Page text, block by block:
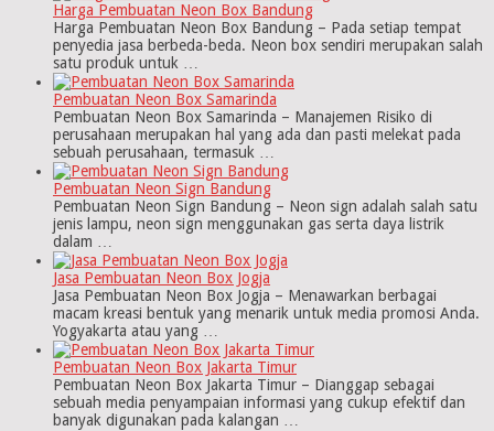
Harga Pembuatan Neon Box Bandung
Harga Pembuatan Neon Box Bandung – Pada setiap tempat
penyedia jasa berbeda-beda. Neon box sendiri merupakan salah
satu produk untuk …
Pembuatan Neon Box Samarinda
Pembuatan Neon Box Samarinda – Manajemen Risiko di
perusahaan merupakan hal yang ada dan pasti melekat pada
sebuah perusahaan, termasuk …
Pembuatan Neon Sign Bandung
Pembuatan Neon Sign Bandung – Neon sign adalah salah satu
jenis lampu, neon sign menggunakan gas serta daya listrik
dalam …
Jasa Pembuatan Neon Box Jogja
Jasa Pembuatan Neon Box Jogja – Menawarkan berbagai
macam kreasi bentuk yang menarik untuk media promosi Anda.
Yogyakarta atau yang …
Pembuatan Neon Box Jakarta Timur
Pembuatan Neon Box Jakarta Timur – Dianggap sebagai
sebuah media penyampaian informasi yang cukup efektif dan
banyak digunakan pada kalangan …